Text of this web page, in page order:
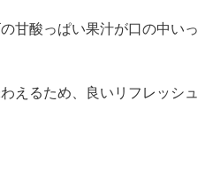
甘酸っぱい果汁が口の中いっ
えるため、良いリフレッシュ